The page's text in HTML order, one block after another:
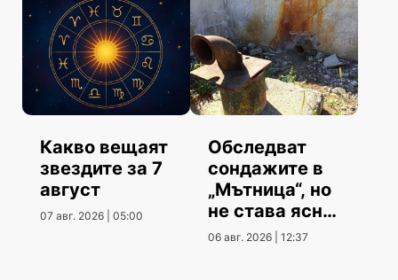
Какво вещаят
звездите за 7
август
07 авг. 2026 | 05:00
Обследват
сондажите в
„Мътница“, но
не става ясно
кога
06 авг. 2026 | 12:37